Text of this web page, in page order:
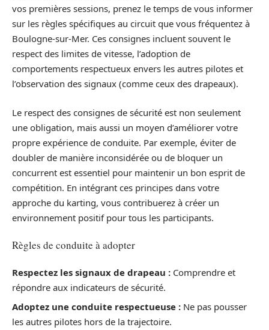
vos premières sessions, prenez le temps de vous informer
sur les règles spécifiques au circuit que vous fréquentez à
Boulogne-sur-Mer. Ces consignes incluent souvent le
respect des limites de vitesse, l’adoption de
comportements respectueux envers les autres pilotes et
l’observation des signaux (comme ceux des drapeaux).
Le respect des consignes de sécurité est non seulement
une obligation, mais aussi un moyen d’améliorer votre
propre expérience de conduite. Par exemple, éviter de
doubler de manière inconsidérée ou de bloquer un
concurrent est essentiel pour maintenir un bon esprit de
compétition. En intégrant ces principes dans votre
approche du karting, vous contribuerez à créer un
environnement positif pour tous les participants.
Règles de conduite à adopter
Respectez les signaux de drapeau : Comprendre et
répondre aux indicateurs de sécurité.
Adoptez une conduite respectueuse : Ne pas pousser
les autres pilotes hors de la trajectoire.